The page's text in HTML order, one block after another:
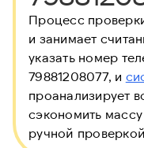
Процесс
и занимает
указать номер
79881208077, и
проанализирует
сэкономить
ручной